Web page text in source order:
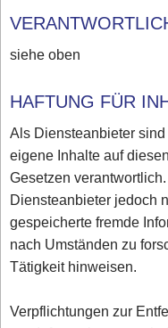
siehe oben
HAFTUNG FÜR
Als Diensteanbieter
eigene Inhalte auf
Gesetzen
Diensteanbieter jedoch
gespeicherte fremde
nach Umständen zu
Tätigkeit hinweisen.
Verpflichtungen zur